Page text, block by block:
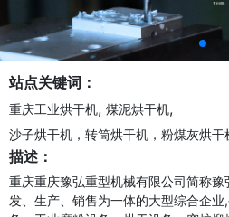
站点关键词：
重庆工业烘干机, 煤泥烘干机,
沙子烘干机，转筒烘干机，粉煤灰烘干
描述：
重庆重庆豫弘重型机械有限公司简称
发、生产、销售为一体的大型综合企